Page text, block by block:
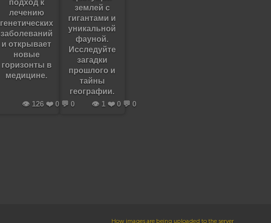
подход к
лечению
генетических
заболеваний
и открывает
новые
горизонты в
медицине.
👁️ 126 ❤️ 0 💬 0
землей с
гигантами и
уникальной
фауной.
Исследуйте
загадки
прошлого и
тайны
географии.
👁️ 1 ❤️ 0 💬 0
How images are being uploaded to the server